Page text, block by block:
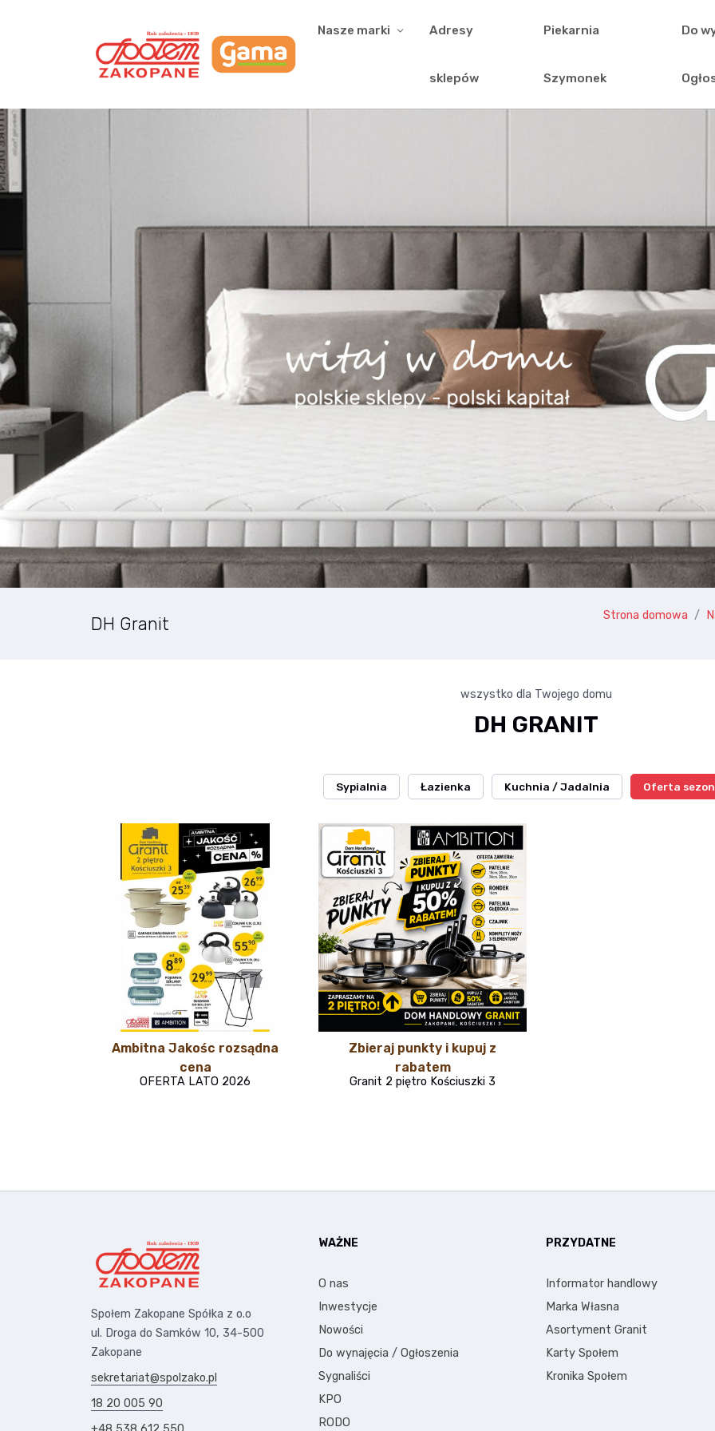
Nasze marki Adresy
sklepów
Piekarnia
Szymonek
Do
DH Granit Strona domowa
wszystko dla Twojego domu
DH GRANIT
Sypialnia Łazienka Kuchnia / Jadalnia Oferta
Ambitna Jakośc rozsądna
cena
OFERTA LATO 2026
Zbieraj punkty i kupuj z
rabatem
Granit 2 piętro Kościuszki 3
Społem Zakopane Spółka z o.o
ul. Droga do Samków 10, 34-500
Zakopane
sekretariat@spolzako.pl
18 20 005 90
WAŻNE
O nas
Inwestycje
Nowości
Do wynajęcia / Ogłoszenia
Sygnaliści
KPO
RODO
PRZYDATNE
Informator handlowy
Marka Własna
Asortyment Granit
Karty Społem
Kronika Społem